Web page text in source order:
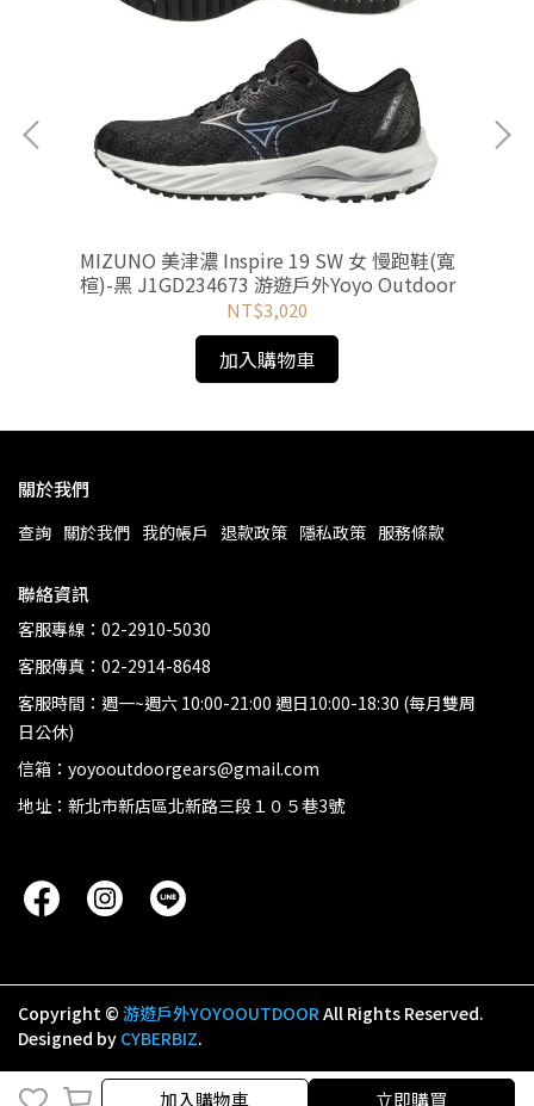
加入購物車
加入購物車 立即購買
MIZUNO 美津濃 Inspire 19 SW 女 慢跑鞋(寬
楦)-黑 J1GD234673 游遊戶外Yoyo Outdoor
NT$3,020
加入購物車
關於我們
查詢 關於我們 我的帳戶 退款政策 隱私政策 服務條款
聯絡資訊
客服專線：02-2910-5030
客服傳真：02-2914-8648
客服時間：週一~週六 10:00-21:00 週日10:00-18:30 (每月雙周
日公休)
信箱：yoyooutdoorgears@gmail.com
地址：新北市新店區北新路三段１０５巷3號
Copyright © 游遊戶外YOYOOUTDOORAll Rights Reserved.
Designed by CYBERBIZ.